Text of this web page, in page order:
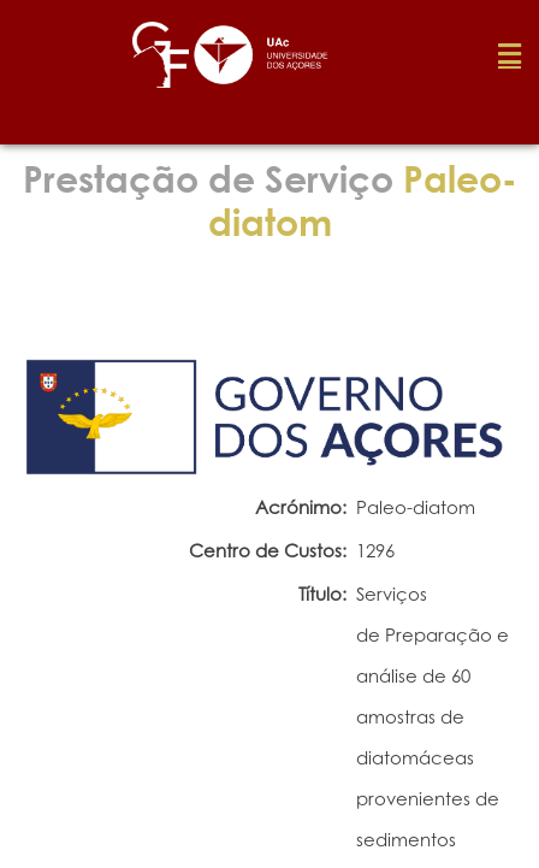
Fundação
Emprego
Prestação de Serviço Paleo-
diatom
Acrónimo: Paleo-diatom
Centro de Custos: 1296
Título: Serviços
de Preparação e
análise de 60
amostras de
diatomáceas
provenientes de
sedimentos